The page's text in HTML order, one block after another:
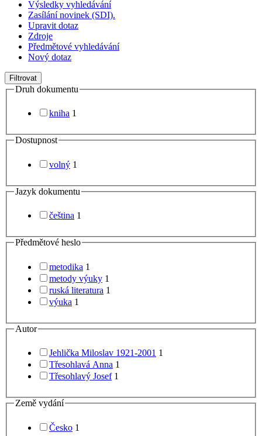
Výsledky vyhledávání
Zasílání novinek (SDI).
Upravit dotaz
Zdroje
Předmětové vyhledávání
Nový dotaz
Filtrovat
Druh dokumentu
kniha 1
Dostupnost
volný 1
Jazyk dokumentu
čeština 1
Předmětové heslo
metodika 1
metody výuky 1
ruská literatura 1
výuka 1
Autor
Jehlička Miloslav 1921-2001 1
Třesohlavá Anna 1
Třesohlavý Josef 1
Země vydání
Česko 1